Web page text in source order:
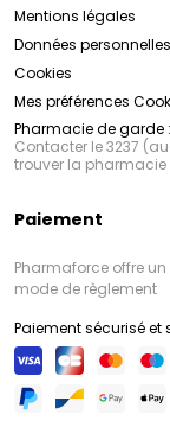
Mentions légales
Données personnelles
Cookies
Mes préférences
Pharmacie de garde :
Contacter le 3237
trouver la
Paiement
Pharmaforce offre
mode de règlement
Paiement sécurisé et